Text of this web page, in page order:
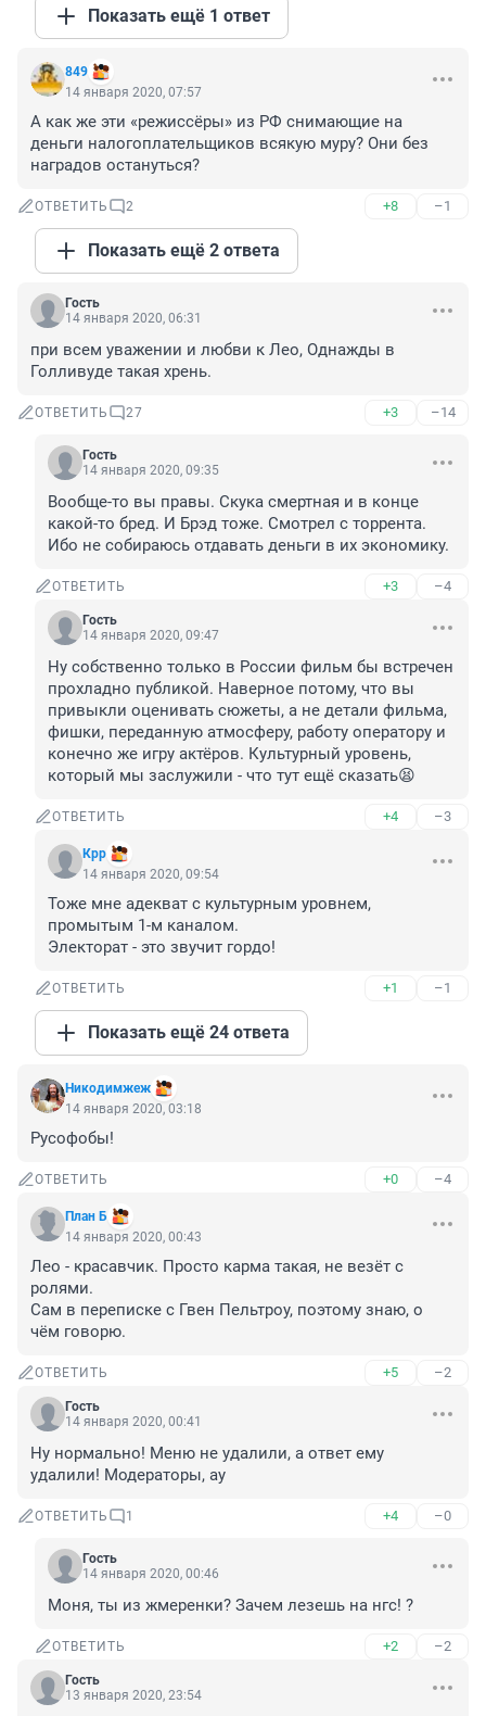
Показать ещё 1 ответ
849
14 января 2020, 07:57
А как же эти «режиссёры» из РФ снимающие на
деньги налогоплательщиков всякую муру? Они без
наградов остануться?
ОТВЕТИТЬ 2 +8 –1
Показать ещё 2 ответа
Гость
14 января 2020, 06:31
при всем уважении и любви к Лео, Однажды в
Голливуде такая хрень.
ОТВЕТИТЬ 27 +3 –14
Гость
14 января 2020, 09:35
Вообще-то вы правы. Скука смертная и в конце
какой-то бред. И Брэд тоже. Смотрел с торрента.
Ибо не собираюсь отдавать деньги в их экономику.
ОТВЕТИТЬ +3 –4
Гость
14 января 2020, 09:47
Ну собственно только в России фильм бы встречен
прохладно публикой. Наверное потому, что вы
привыкли оценивать сюжеты, а не детали фильма,
фишки, переданную атмосферу, работу оператору и
конечно же игру актёров. Культурный уровень,
который мы заслужили - что тут ещё сказать😫
ОТВЕТИТЬ +4 –3
Крр
14 января 2020, 09:54
Тоже мне адекват с культурным уровнем,
промытым 1-м каналом.
Электорат - это звучит гордо!
ОТВЕТИТЬ +1 –1
Показать ещё 24 ответа
Никодимжеж
14 января 2020, 03:18
Русофобы!
ОТВЕТИТЬ +0 –4
План Б
14 января 2020, 00:43
Лео - красавчик. Просто карма такая, не везёт с
ролями.
Сам в переписке с Гвен Пельтроу, поэтому знаю, о
чём говорю.
ОТВЕТИТЬ +5 –2
Гость
14 января 2020, 00:41
Ну нормально! Меню не удалили, а ответ ему
удалили! Модераторы, ау
ОТВЕТИТЬ 1 +4 –0
Гость
14 января 2020, 00:46
Моня, ты из жмеренки? Зачем лезешь на нгс! ?
ОТВЕТИТЬ +2 –2
Гость
13 января 2020, 23:54